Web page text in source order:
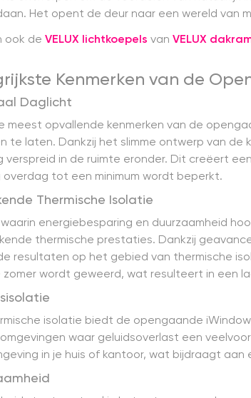
Het opent de deur naar een wereld van
ook de VELUX lichtkoepels van VELUX
Kenmerken van de
Daglicht
meest opvallende kenmerken van de
te laten. Dankzij het slimme ontwerp van
verspreid in de ruimte eronder. Dit creëert
overdag tot een minimum wordt beperkt.
Thermische Isolatie
waarin energiebesparing en duurzaamheid
thermische prestaties. Dankzij
resultaten op het gebied van thermische
zomer wordt geweerd, wat resulteert in een
isolatie biedt de opengaande
waar geluidsoverlast een
in je huis of kantoor, wat bijdraagt